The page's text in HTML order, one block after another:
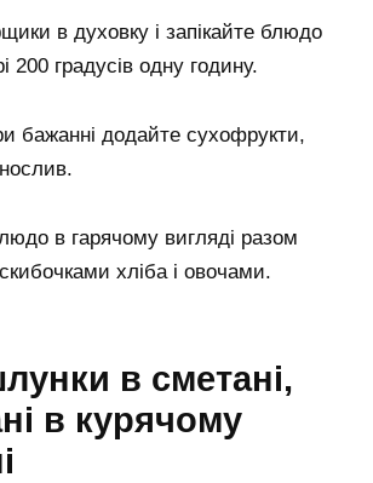
в духовку і запікайте блюдо
200 градусів одну годину.
бажанні додайте сухофрукти,
в гарячому вигляді разом
хліба і овочами.
в сметані,
в курячому